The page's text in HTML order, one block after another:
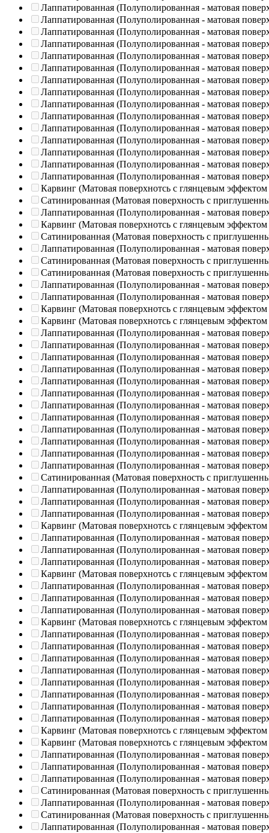
Лаппатированная (Полуполированная - матовая
Лаппатированная (Полуполированная - матовая
Лаппатированная (Полуполированная - матовая
Лаппатированная (Полуполированная - матовая
Лаппатированная (Полуполированная - матовая
Лаппатированная (Полуполированная - матовая
Лаппатированная (Полуполированная - матовая
Лаппатированная (Полуполированная - матовая
Лаппатированная (Полуполированная - матовая
Лаппатированная (Полуполированная - матовая
Лаппатированная (Полуполированная - матовая
Лаппатированная (Полуполированная - матовая
Лаппатированная (Полуполированная - матовая
Лаппатированная (Полуполированная - матовая
Лаппатированная (Полуполированная - матовая
Карвинг (Матовая поверхнотсь с глянцевым эффектом
Сатинированная (Матовая поверхность с
Лаппатированная (Полуполированная - матовая
Карвинг (Матовая поверхнотсь с глянцевым эффектом
Сатинированная (Матовая поверхность с
Лаппатированная (Полуполированная - матовая
Сатинированная (Матовая поверхность с
Сатинированная (Матовая поверхность с
Лаппатированная (Полуполированная - матовая
Лаппатированная (Полуполированная - матовая
Карвинг (Матовая поверхнотсь с глянцевым эффектом
Карвинг (Матовая поверхнотсь с глянцевым эффектом
Лаппатированная (Полуполированная - матовая
Лаппатированная (Полуполированная - матовая
Лаппатированная (Полуполированная - матовая
Лаппатированная (Полуполированная - матовая
Лаппатированная (Полуполированная - матовая
Лаппатированная (Полуполированная - матовая
Лаппатированная (Полуполированная - матовая
Лаппатированная (Полуполированная - матовая
Лаппатированная (Полуполированная - матовая
Лаппатированная (Полуполированная - матовая
Лаппатированная (Полуполированная - матовая
Лаппатированная (Полуполированная - матовая
Сатинированная (Матовая поверхность с
Лаппатированная (Полуполированная - матовая
Лаппатированная (Полуполированная - матовая
Лаппатированная (Полуполированная - матовая
Карвинг (Матовая поверхнотсь с глянцевым эффектом
Лаппатированная (Полуполированная - матовая
Лаппатированная (Полуполированная - матовая
Лаппатированная (Полуполированная - матовая
Карвинг (Матовая поверхнотсь с глянцевым эффектом
Лаппатированная (Полуполированная - матовая
Лаппатированная (Полуполированная - матовая
Лаппатированная (Полуполированная - матовая
Карвинг (Матовая поверхнотсь с глянцевым эффектом
Лаппатированная (Полуполированная - матовая
Лаппатированная (Полуполированная - матовая
Лаппатированная (Полуполированная - матовая
Лаппатированная (Полуполированная - матовая
Лаппатированная (Полуполированная - матовая
Лаппатированная (Полуполированная - матовая
Лаппатированная (Полуполированная - матовая
Лаппатированная (Полуполированная - матовая
Карвинг (Матовая поверхнотсь с глянцевым эффектом
Карвинг (Матовая поверхнотсь с глянцевым эффектом
Лаппатированная (Полуполированная - матовая
Лаппатированная (Полуполированная - матовая
Лаппатированная (Полуполированная - матовая
Сатинированная (Матовая поверхность с
Лаппатированная (Полуполированная - матовая
Сатинированная (Матовая поверхность с
Лаппатированная (Полуполированная - матовая